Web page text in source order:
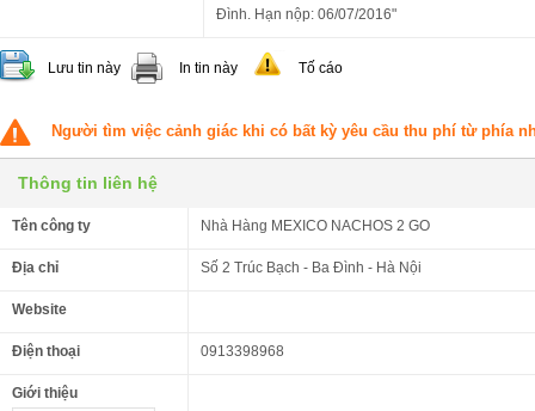
Đình. Hạn nộp: 06/07/2016"
Lưu tin này In tin này Tố cáo
Người tìm việc cảnh giác khi có bất kỳ yêu cầu thu phí từ phía
Thông tin liên hệ
Tên công ty Nhà Hàng MEXICO NACHOS 2 GO
Địa chỉ Số 2 Trúc Bạch - Ba Đình - Hà Nội
Website
Điện thoại 0913398968
Giới thiệu